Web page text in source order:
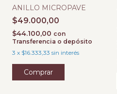
ANILLO MICROPAVE
$49.000,00
$44.100,00 con
Transferencia o depósito
3 x $16.333,33 sin interés
Comprar